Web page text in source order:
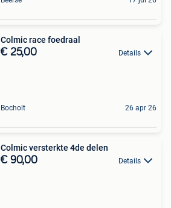
Colmic race foedraal
€ 25,00 Details
Bocholt 26 apr 26
Colmic versterkte 4de delen
€ 90,00 Details